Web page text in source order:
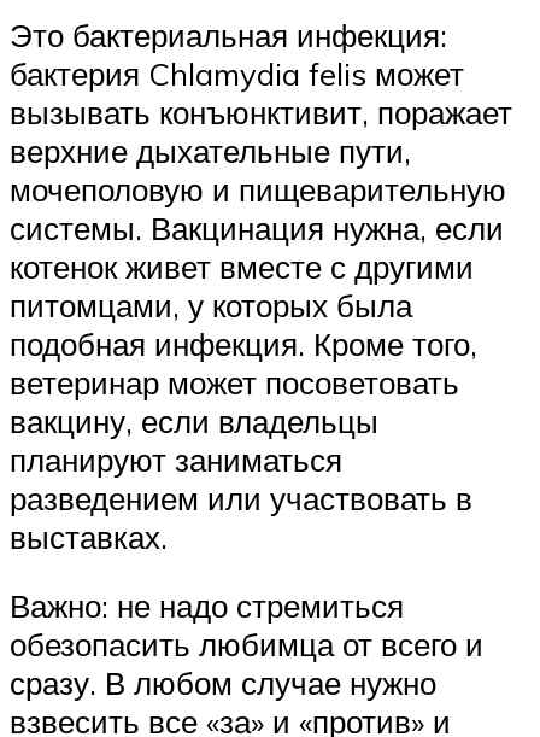
Это бактериальная инфекция:
бактерия Chlamydia felis может
вызывать конъюнктивит, поражает
верхние дыхательные пути,
мочеполовую и пищеварительную
системы. Вакцинация нужна, если
котенок живет вместе с другими
питомцами, у которых была
подобная инфекция. Кроме того,
ветеринар может посоветовать
вакцину, если владельцы
планируют заниматься
разведением или участвовать в
выставках.
Важно: не надо стремиться
обезопасить любимца от всего и
сразу. В любом случае нужно
взвесить все «за» и «против» и